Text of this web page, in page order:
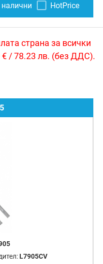
HotPrice
страна за всички
/ 78.23 лв. (без ДДС).
L7905CV